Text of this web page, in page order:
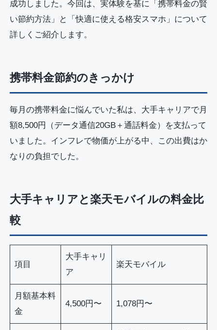
成功しました。今回は、実体験を基に「携帯料金の賢
い節約方法」と「快適に使える格安スマホ」について
詳しくご紹介します。
携帯料金節約のきっかけ
毎月の携帯料金に悩んでいた私は、大手キャリアで月
額8,500円（データ通信20GB＋通話料金）を支払って
いました。インフレで物価が上がる中、この出費はか
なりの負担でした。
大手キャリアと楽天モバイルの料金比
較
項目
大手キャリ
ア
楽天モバイル
月額基本料
金
4,500円〜 1,078円〜